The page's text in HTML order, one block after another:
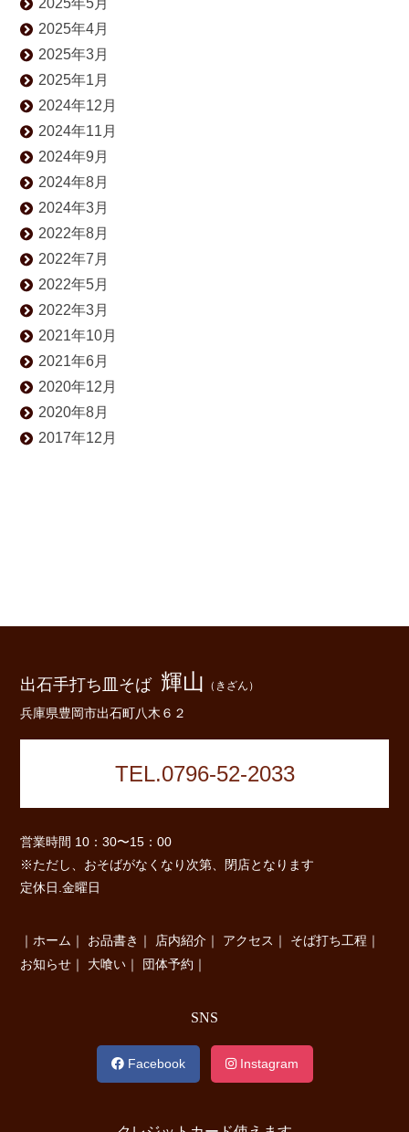
2025年5月
2025年4月
2025年3月
2025年1月
2024年12月
2024年11月
2024年9月
2024年8月
2024年3月
2022年8月
2022年7月
2022年5月
2022年3月
2021年10月
2021年6月
2020年12月
2020年8月
2017年12月
出石手打ち皿そば 輝山 （きざん）
兵庫県豊岡市出石町八木６２
TEL.0796-52-2033
営業時間 10：30〜15：00
※ただし、おそばがなくなり次第、閉店となります
定休日.金曜日
｜ ホーム ｜ お品書き ｜ 店内紹介 ｜ アクセス ｜ そば打ち工程 ｜
お知らせ ｜ 大喰い ｜ 団体予約 ｜
SNS
Facebook Instagram